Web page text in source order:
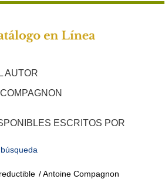
AUTOR
ESCRITOS POR
/ Antoine Compagnon